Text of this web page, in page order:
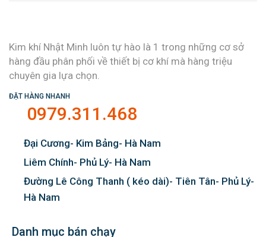
Kim khí Nhật Minh luôn tự hào là 1 trong những cơ sở
hàng đầu phân phối về thiết bị cơ khí mà hàng triệu
chuyên gia lựa chọn.
ĐẶT HÀNG NHANH
0979.311.468
Đại Cương- Kim Bảng- Hà Nam
Liêm Chính- Phủ Lý- Hà Nam
Đường Lê Công Thanh ( kéo dài)- Tiên Tân- Phủ Lý-
Hà Nam
Danh mục bán chạy